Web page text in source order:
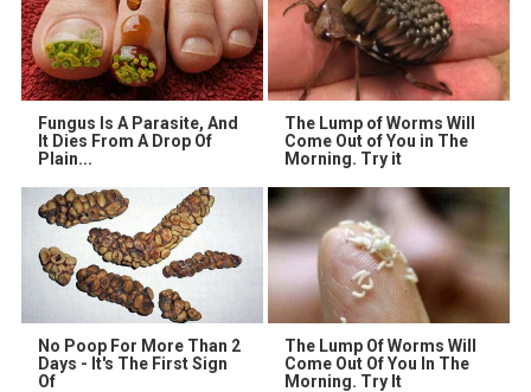
Fungus Is A Parasite, And
It Dies From A Drop Of
Plain...
The Lump of Worms Will
Come Out of You in The
Morning. Try it
No Poop For More Than 2
Days - It's The First Sign
Of
The Lump Of Worms Will
Come Out Of You In The
Morning. Try It